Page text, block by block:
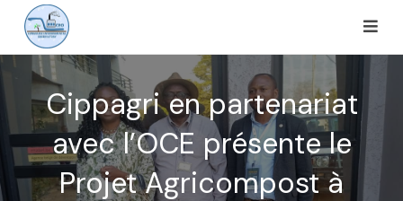
Cippagri en partenariat
avec l’OCE présente le
Projet Agricompost à